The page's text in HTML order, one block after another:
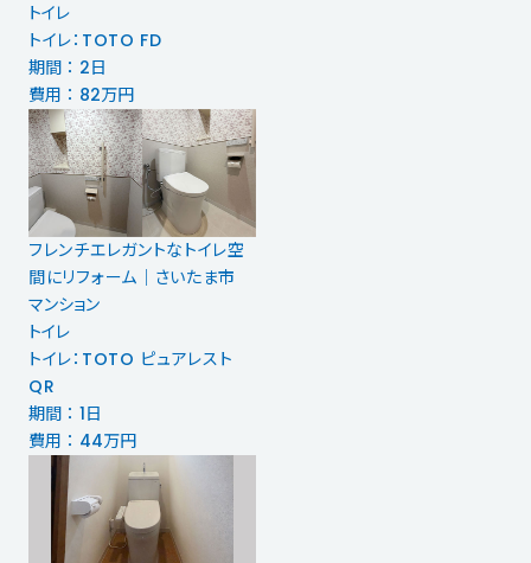
トイレ
トイレ：TOTO FD
期間 ： 2日
費用 ： 82万円
フレンチエレガントなトイレ空
間にリフォーム｜さいたま市
マンション
トイレ
トイレ：TOTO ピュアレスト
QR
期間 ： 1日
費用 ： 44万円